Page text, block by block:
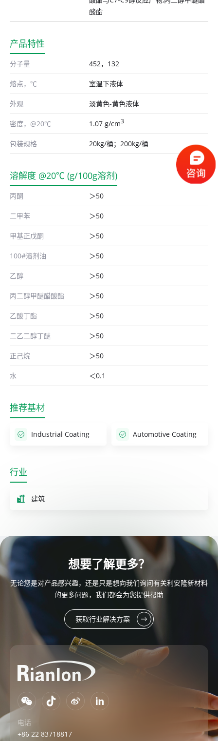
酸酯
产品特性
分子量 452，132
熔点，℃ 室温下液体
外观 淡黄色-黄色液体
密度，@20℃ 1.07 g/cm3
包装规格 20kg/桶；200kg/桶
溶解度 @20℃ (g/100g溶剂)
丙酮 ＞50
二甲苯 ＞50
甲基正戊酮 ＞50
100#溶剂油 ＞50
乙醇 ＞50
丙二醇甲醚醋酸酯 ＞50
乙酸丁酯 ＞50
二乙二醇丁醚 ＞50
正己烷 ＞50
水 ＜0.1
推荐基材
Industrial Coating Automotive Coating
行业
建筑
想要了解更多？
无论您是对产品感兴趣，还是只是想向我们询问有关利安隆新材料
的更多问题，我们都会为您提供帮助
获取行业解决方案
电话
+86 22 83718817